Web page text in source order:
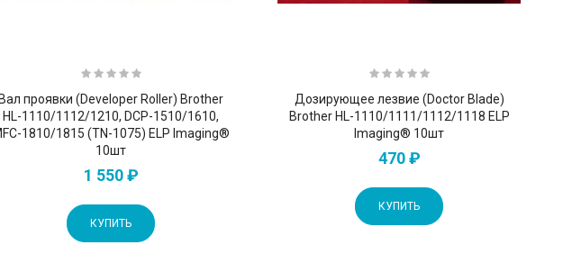
Вал проявки (Developer Roller) Brother
HL-1110/1112/1210, DCP-1510/1610,
1810/1815 (TN-1075) ELP Imaging®
10шт
1 550 ₽
КУПИТЬ
Дозирующее лезвие (Doctor Blade)
Brother HL-1110/1111/1112/1118 ELP
Imaging® 10шт
470 ₽
КУПИТЬ